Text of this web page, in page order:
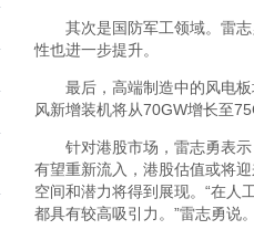
其次是国防军工领域。雷
性也进一步提升。
最后，高端制造中的风电
风新增装机将从70GW增长至
针对港股市场，雷志勇表
有望重新流入，港股估值或将
空间和潜力将得到展现。“在人
都具有较高吸引力。”雷志勇说